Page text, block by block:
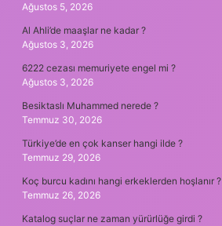
Ağustos 5, 2026
Al Ahli’de maaşlar ne kadar ?
Ağustos 3, 2026
6222 cezası memuriyete engel mi ?
Ağustos 3, 2026
Besiktaslı Muhammed nerede ?
Temmuz 30, 2026
Türkiye’de en çok kanser hangi ilde ?
Temmuz 29, 2026
Koç burcu kadını hangi erkeklerden hoşlanır ?
Temmuz 26, 2026
Katalog suçlar ne zaman yürürlüğe girdi ?